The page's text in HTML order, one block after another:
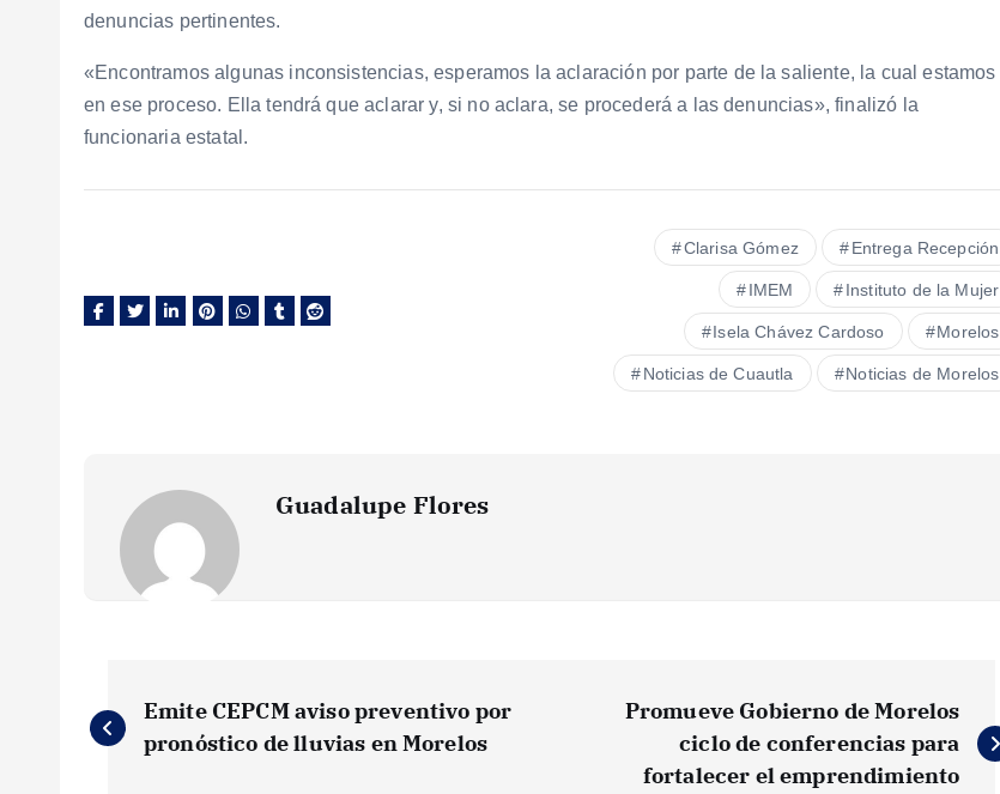
denuncias pertinentes.
«Encontramos algunas inconsistencias, esperamos la aclaración por parte de la saliente, la cual estamos
en ese proceso. Ella tendrá que aclarar y, si no aclara, se procederá a las denuncias», finalizó la
funcionaria estatal.
Clarisa Gómez Entrega Recepción
IMEM Instituto de la Mujer
Isela Chávez Cardoso Morelos
Noticias de Cuautla Noticias de Morelos
Guadalupe Flores
a
Emite CEPCM aviso preventivo por
pronóstico de lluvias en Morelos
Promueve Gobierno de Morelos
ciclo de conferencias para
fortalecer el emprendimiento